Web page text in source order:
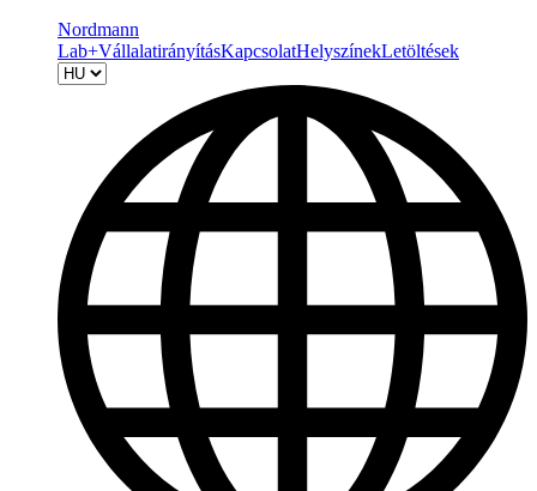
Nordmann
Lab+VállalatirányításKapcsolatHelyszínekLetöltések